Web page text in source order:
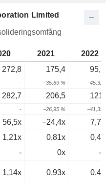
Limited
2021
2022
272,8 175,4
- −35,69 % −45,32
282,7 206,5
- −26,95 % −41,35
56,5x −24,4x
1,21x 0,81x
- 0x
-
1,14x 0,93x